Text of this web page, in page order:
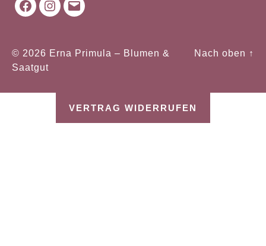
Facebook
Instagram
Mail
© 2026 Erna Primula – Blumen &
Saatgut
Nach oben ↑
VERTRAG WIDERRUFEN